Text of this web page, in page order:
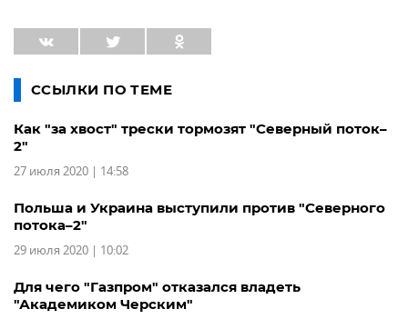
ССЫЛКИ ПО ТЕМЕ
Как "за хвост" трески тормозят "Северный поток–
2"
27 июля 2020 | 14:58
Польша и Украина выступили против "Северного
потока–2"
29 июля 2020 | 10:02
Для чего "Газпром" отказался владеть
"Академиком Черским"